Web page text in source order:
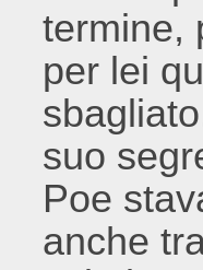
termine,
per lei
suo
Poe
anche